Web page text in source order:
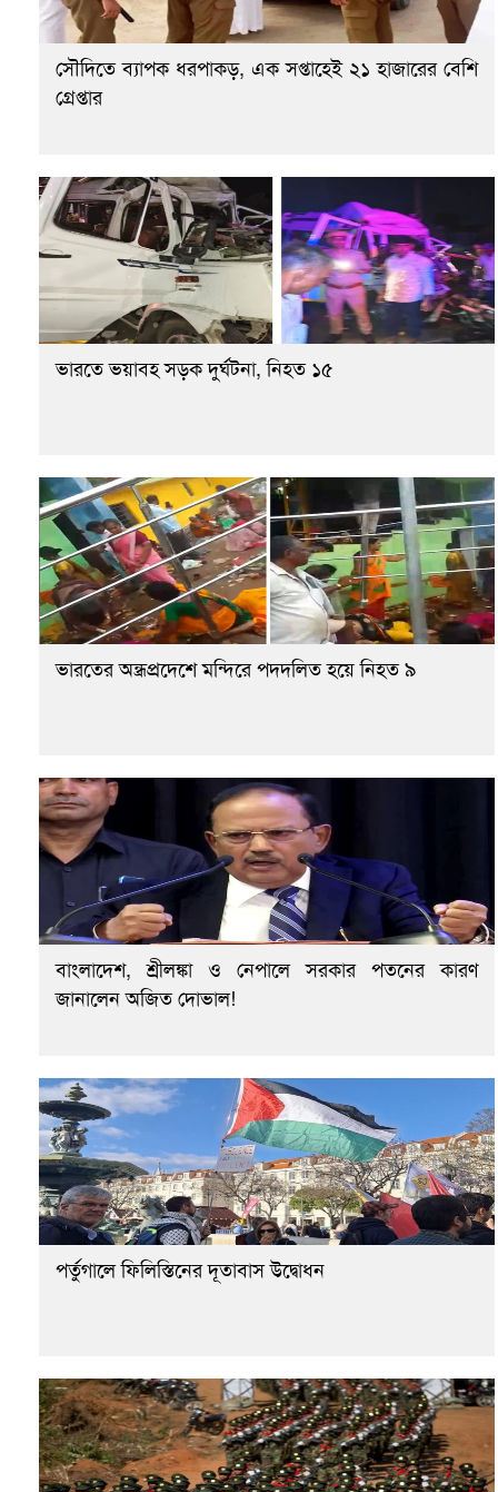
সৌদিতে ব্যাপক ধরপাকড়, এক সপ্তাহেই ২১ হাজারের বেশি
গ্রেপ্তার
ভারতে ভয়াবহ সড়ক দুর্ঘটনা, নিহত ১৫
ভারতের অন্ধ্রপ্রদেশে মন্দিরে পদদলিত হয়ে নিহত ৯
বাংলাদেশ, শ্রীলঙ্কা ও নেপালে সরকার পতনের কারণ
জানালেন অজিত দোভাল!
পর্তুগালে ফিলিস্তিনের দূতাবাস উদ্বোধন